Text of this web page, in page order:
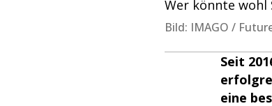
Wer könnte wohl
Bild: IMAGO /
Seit
eine